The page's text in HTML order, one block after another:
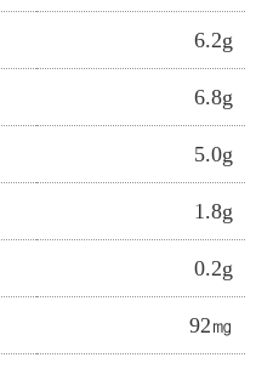
6.2g
6.8g
5.0g
1.8g
0.2g
92㎎